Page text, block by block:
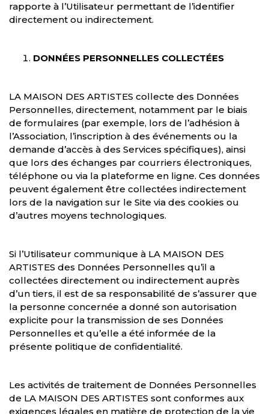
rapporte à l’Utilisateur permettant de l’identifier
directement ou indirectement.
DONNÉES PERSONNELLES COLLECTÉES
LA MAISON DES ARTISTES collecte des Données
Personnelles, directement, notamment par le biais
de formulaires (par exemple, lors de l’adhésion à
l’Association, l’inscription à des événements ou la
demande d’accès à des Services spécifiques), ainsi
que lors des échanges par courriers électroniques,
téléphone ou via la plateforme en ligne. Ces données
peuvent également être collectées indirectement
lors de la navigation sur le Site via des cookies ou
d’autres moyens technologiques.
Si l’Utilisateur communique à LA MAISON DES
ARTISTES des Données Personnelles qu’il a
collectées directement ou indirectement auprès
d’un tiers, il est de sa responsabilité de s’assurer que
la personne concernée a donné son autorisation
explicite pour la transmission de ses Données
Personnelles et qu’elle a été informée de la
présente politique de confidentialité.
Les activités de traitement de Données Personnelles
de LA MAISON DES ARTISTES sont conformes aux
exigences légales en matière de protection de la vie